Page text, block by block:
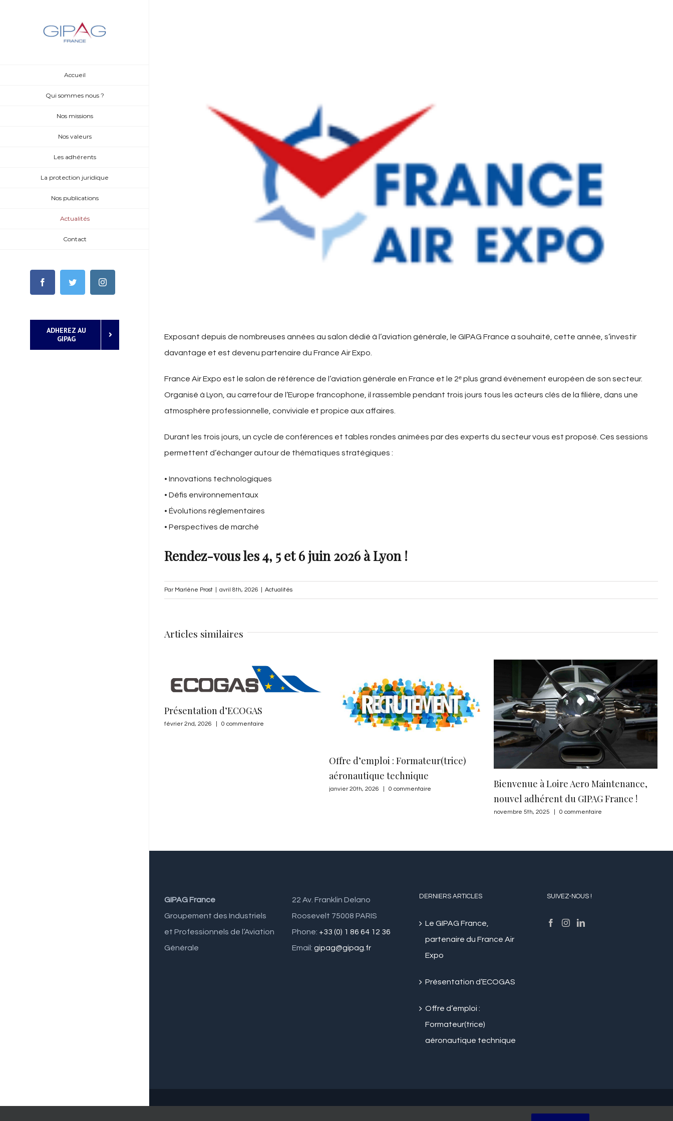
Accueil
Qui sommes nous ?
Nos missions
Nos valeurs
Les adhérents
La protection juridique
Nos publications
Actualités
Contact
FacebookTwitter Instagram
ADHEREZ AU
GIPAG
Exposant depuis de nombreuses années au salon dédié à l’aviation générale, le GIPAG France a souhaité, cette année, s’investir
davantage et est devenu partenaire du France Air Expo.
France Air Expo est le salon de référence de l’aviation générale en France et le 2ᵉ plus grand événement européen de son secteur.
Organisé à Lyon, au carrefour de l’Europe francophone, il rassemble pendant trois jours tous les acteurs clés de la filière, dans une
atmosphère professionnelle, conviviale et propice aux affaires.
Durant les trois jours, un cycle de conférences et tables rondes animées par des experts du secteur vous est proposé. Ces sessions
permettent d’échanger autour de thématiques stratégiques :
• Innovations technologiques
• Défis environnementaux
• Évolutions réglementaires
• Perspectives de marché
Rendez-vous les 4, 5 et 6 juin 2026 à Lyon !
Par Marlène Prost avril 8th, 2026 Actualités
Articles similaires
Présentation d’ECOGAS
| 0 commentaire
Offre d’emploi : Formateur(trice)
aéronautique technique
janvier 20th, 2026 | 0 commentaire
Bienvenue à Loire Aero Maintenance,
nouvel adhérent du GIPAG France !
novembre 5th, 2025 | 0 commentaire
Congrès 2025
légers made
GIPAG France
Groupement des Industriels
et Professionnels de l’Aviation
Générale
22 Av. Franklin Delano
Roosevelt 75008 PARIS
Phone: +33 (0) 1 86 64 12 36
Email: gipag@gipag.fr
DERNIERS ARTICLES
Le GIPAG France,
partenaire du France Air
Expo
Présentation d’ECOGAS
Offre d’emploi :
Formateur(trice)
aéronautique technique
SUIVEZ-NOUS !